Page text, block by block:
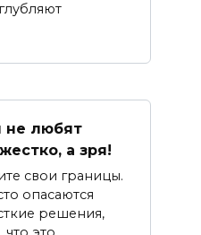
любят
а зря!
свои границы.
опасаются
решения,